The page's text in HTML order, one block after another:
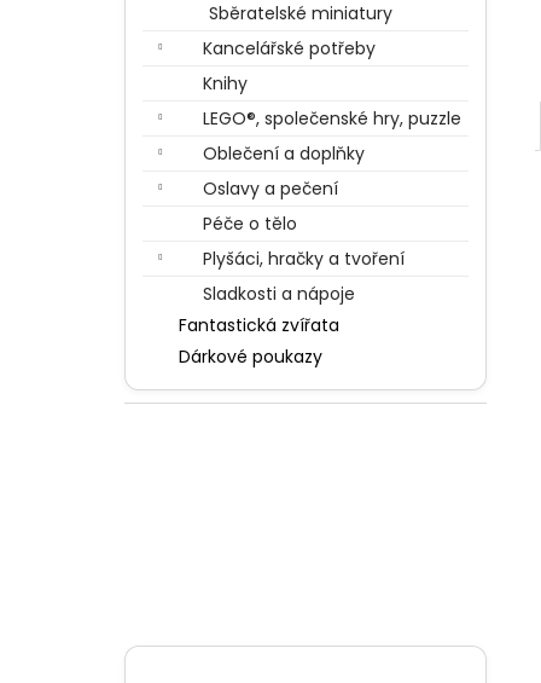
Sběratelské miniatury
Kancelářské potřeby
Knihy
LEGO®, společenské hry, puzzle
Oblečení a doplňky
Oslavy a pečení
Péče o tělo
Plyšáci, hračky a tvoření
Sladkosti a nápoje
Fantastická zvířata
Dárkové poukazy